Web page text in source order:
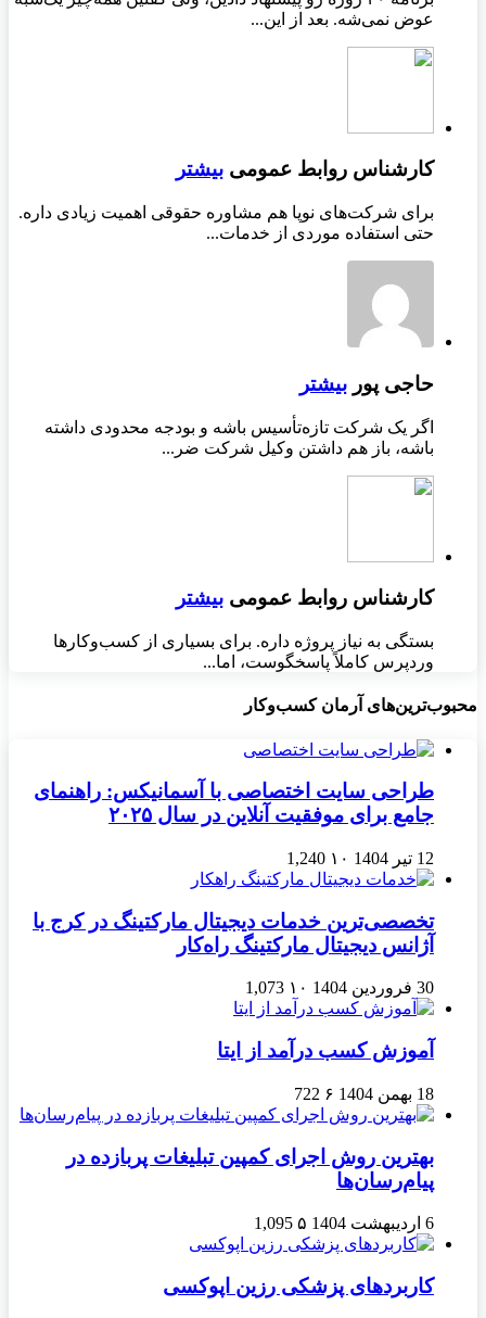
عوض نمی‌شه. بعد از این...
کارشناس روابط عمومی بیشتر
برای شرکت‌های نوپا هم مشاوره حقوقی اهمیت زیادی داره.
حتی استفاده موردی از خدمات...
حاجی پور بیشتر
اگر یک شرکت تازه‌تأسیس باشه و بودجه محدودی داشته
باشه، باز هم داشتن وکیل شرکت ضر...
کارشناس روابط عمومی بیشتر
بستگی به نیاز پروژه داره. برای بسیاری از کسب‌وکارها
وردپرس کاملاً پاسخگوست، اما...
محبوب‌ترین‌های آرمان کسب‌وکار
طراحی سایت اختصاصی با آسمانیکس: راهنمای
جامع برای موفقیت آنلاین در سال ۲۰۲۵
12 تیر 1404 ۱۰ 1,240
تخصصی‌ترین خدمات دیجیتال مارکتینگ در کرج با
آژانس دیجیتال مارکتینگ راه‌کار
30 فروردین 1404 ۱۰ 1,073
آموزش کسب درآمد از ایتا
18 بهمن 1404 ۶ 722
بهترین روش اجرای کمپین تبلیغات پربازده در
پیام‌رسان‌ها
6 اردیبهشت 1404 ۵ 1,095
کاربردهای پزشکی رزین اپوکسی